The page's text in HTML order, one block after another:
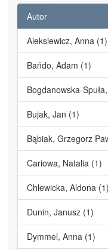
Autor
Aleksiewicz, Anna (1)
Bańdo, Adam (1)
Bogdanowska-
Bujak, Jan (1)
Bąbiak, Grzegorz
Cariowa, Natalia (1)
Chlewicka, Aldona (1)
Dunin, Janusz (1)
Dymmel, Anna (1)